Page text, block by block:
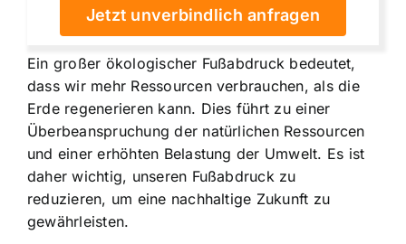
Jetzt unverbindlich anfragen
Ein großer ökologischer Fußabdruck bedeutet,
dass wir mehr Ressourcen verbrauchen, als die
Erde regenerieren kann. Dies führt zu einer
Überbeanspruchung der natürlichen Ressourcen
und einer erhöhten Belastung der Umwelt. Es ist
daher wichtig, unseren Fußabdruck zu
reduzieren, um eine nachhaltige Zukunft zu
gewährleisten.